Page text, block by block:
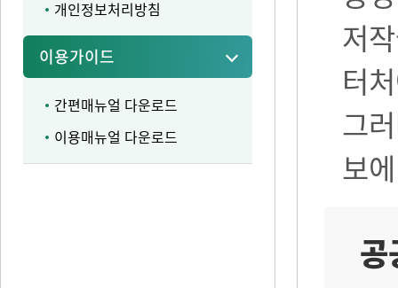
개인정보처리방침
이용가이드
간편매뉴얼 다운로드
이용매뉴얼 다운로드
저
터
그
보